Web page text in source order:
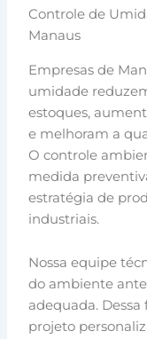
Controle de
Manaus
Empresas de
umidade
estoques,
e melhoram a
O controle
medida
estratégia de
industriais.
Nossa equipe
do ambiente
adequada.
projeto